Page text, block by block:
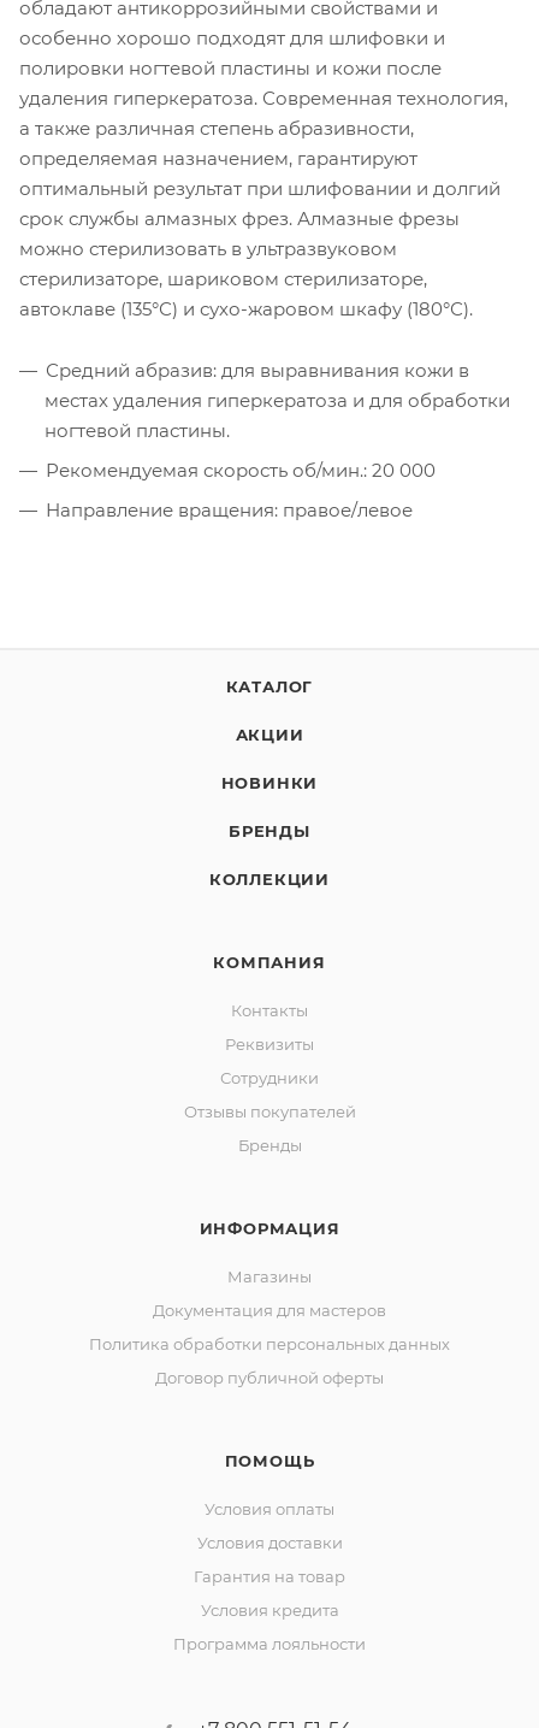
обладают антикоррозийными свойствами и
особенно хорошо подходят для шлифовки и
полировки ногтевой пластины и кожи после
удаления гиперкератоза. Современная технология,
а также различная степень абразивности,
определяемая назначением, гарантируют
оптимальный результат при шлифовании и долгий
срок службы алмазных фрез. Алмазные фрезы
можно стерилизовать в ультразвуковом
стерилизаторе, шариковом стерилизаторе,
автоклаве (135°С) и сухо-жаровом шкафу (180°С).
Средний абразив: для выравнивания кожи в
местах удаления гиперкератоза и для обработки
ногтевой пластины.
Рекомендуемая скорость об/мин.: 20 000
Направление вращения: правое/левое
КАТАЛОГ
АКЦИИ
НОВИНКИ
БРЕНДЫ
КОЛЛЕКЦИИ
КОМПАНИЯ
Контакты
Реквизиты
Сотрудники
Отзывы покупателей
Бренды
ИНФОРМАЦИЯ
Магазины
Документация для мастеров
Политика обработки персональных данных
Договор публичной оферты
ПОМОЩЬ
Условия оплаты
Условия доставки
Гарантия на товар
Условия кредита
Программа лояльности